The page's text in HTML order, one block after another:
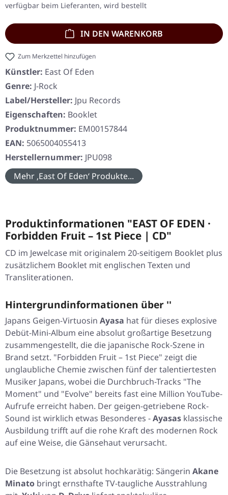
verfügbar beim Lieferanten, wird bestellt
IN DEN WARENKORB
Zum Merkzettel hinzufügen
Künstler: East Of Eden
Genre: J-Rock
Label/Hersteller: Jpu Records
Eigenschaften: Booklet
Produktnummer: EM00157844
EAN: 5065004055413
Herstellernummer: JPU098
Mehr ‚East Of Eden‘ Produkte...
Produktinformationen "EAST OF EDEN ·
Forbidden Fruit – 1st Piece | CD"
CD im Jewelcase mit originalem 20-seitigem Booklet plus
zusätzlichem Booklet mit englischen Texten und
Transliterationen.
Hintergrundinformationen über ''
Japans Geigen-Virtuosin Ayasa hat für dieses explosive
Debüt-Mini-Album eine absolut großartige Besetzung
zusammengestellt, die die japanische Rock-Szene in
Brand setzt. "Forbidden Fruit – 1st Piece" zeigt die
unglaubliche Chemie zwischen fünf der talentiertesten
Musiker Japans, wobei die Durchbruch-Tracks "The
Moment" und "Evolve" bereits fast eine Million YouTube-
Aufrufe erreicht haben. Der geigen-getriebene Rock-
Sound ist wirklich etwas Besonderes -Ayasas klassische
Ausbildung trifft auf die rohe Kraft des modernen Rock
auf eine Weise, die Gänsehaut verursacht.
Die Besetzung ist absolut hochkarätig: Sängerin Akane
Minato bringt ernsthafte TV-taugliche Ausstrahlung